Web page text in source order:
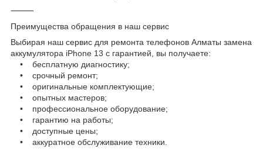
⸻
Преимущества обращения в наш сервис
Выбирая наш сервис для ремонта телефонов Алматы замена
аккумулятора iPhone 13 с гарантией, вы получаете:
• бесплатную диагностику;
• срочный ремонт;
• оригинальные комплектующие;
• опытных мастеров;
• профессиональное оборудование;
• гарантию на работы;
• доступные цены;
• аккуратное обслуживание техники.